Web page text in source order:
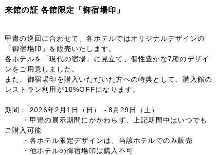
来館の証 各館限定「御宿場印」
甲冑の巡回に合わせて、各ホテルではオリジナルデザインの
「御宿場印」を販売いたします。
各ホテルを「現代の宿場」に見立て、個性豊かな7種のデザイ
ンをご用意しました。
また、御宿場印を購入いただいた方への特典として、購入館の
レストラン利用が10%OFFになります。
期間： 2026年2月1日（日）～8月29日（土）
・甲冑の展示期間にかかわらず、上記期間中はいつでも
ご購入可能
・各ホテル限定デザインは、当該ホテルでのみ販売
・他ホテルの御宿場印は購入不可